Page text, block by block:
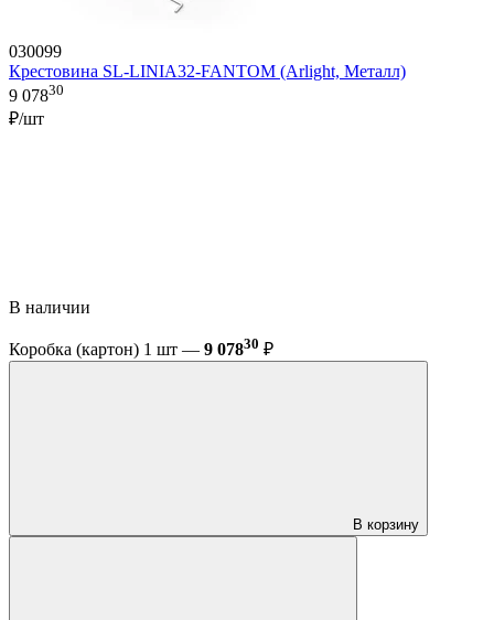
030099
Крестовина SL-LINIA32-FANTOM (Arlight, Металл)
9 07830
₽/шт
В наличии
Коробка (картон) 1 шт — 9 07830 ₽
В корзину